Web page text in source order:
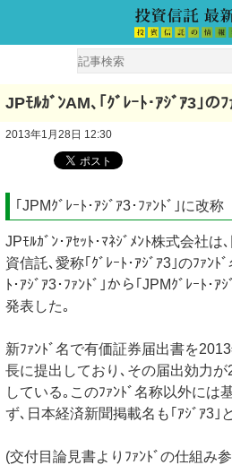
JPﾓﾙｶﾞﾝAM､｢ｸﾞﾚｰﾄ･ｱｼﾞｱ3｣の
2013年1月28日 12:30
｢JPMｸﾞﾚｰﾄ･ｱｼﾞｱ3･ﾌｧﾝﾄﾞ｣に改称
JPﾓﾙｶﾞﾝ･ｱｾｯﾄ･ﾏﾈｼﾞﾒﾝﾄ株式会社
資信託､愛称｢ｸﾞﾚｰﾄ･ｱｼﾞｱ3｣のﾌｧﾝﾄ
ﾄ･ｱｼﾞｱ3･ﾌｧﾝﾄﾞ｣から｢JPMｸﾞﾚｰﾄ･ｱ
発表した｡
新ﾌｧﾝﾄﾞ名で有価証券届出書を
長に提出しており､その届出効力
している｡このﾌｧﾝﾄﾞ名称以外には
ず､日本経済新聞掲載名も｢ｱｼﾞｱ3｣
(交付目論見書よりﾌｧﾝﾄﾞの仕組み